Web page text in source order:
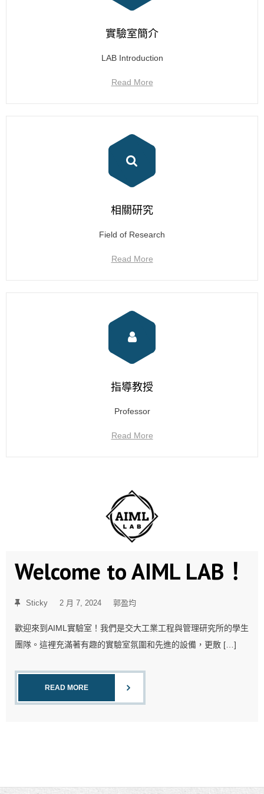
實驗室簡介
LAB Introduction
Read More
相關研究
Field of Research
Read More
指導教授
Professor
Read More
Welcome to AIML LAB！
Sticky 2 月 7, 2024 郭盈均
歡迎來到AIML實驗室！我們是交大工業工程與管理研究所的學生
團隊。這裡充滿著有趣的實驗室氛圍和先進的設備，更散 […]
READ MORE